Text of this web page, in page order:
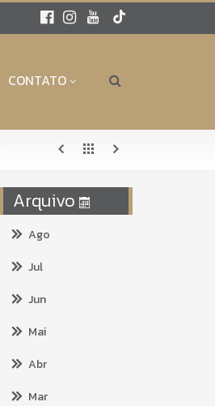
CONTATO
Arquivo
Ago
Jul
Jun
Mai
Abr
Mar